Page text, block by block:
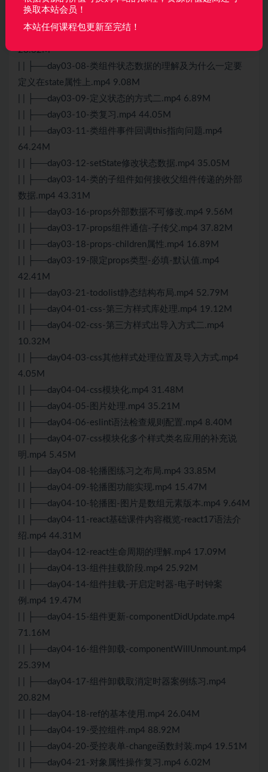
| | ├──day03-07-类组件状态数据的定义及读取.mp4
28.32M
| | ├──day03-08-类组件状态数据的理解及为什么一定要
定义在state属性上.mp4 9.08M
| | ├──day03-09-定义状态的方式二.mp4 6.89M
| | ├──day03-10-类复习.mp4 44.05M
| | ├──day03-11-类组件事件回调this指向问题.mp4
64.24M
| | ├──day03-12-setState修改状态数据.mp4 35.05M
| | ├──day03-14-类的子组件如何接收父组件传递的外部
数据.mp4 43.31M
| | ├──day03-16-props外部数据不可修改.mp4 9.56M
| | ├──day03-17-props组件通信-子传父.mp4 37.82M
| | ├──day03-18-props-children属性.mp4 16.89M
| | ├──day03-19-限定props类型-必填-默认值.mp4
42.41M
| | ├──day03-21-todolist静态结构布局.mp4 52.79M
| | ├──day04-01-css-第三方样式库处理.mp4 19.12M
| | ├──day04-02-css-第三方样式出导入方式二.mp4
10.32M
| | ├──day04-03-css其他样式处理位置及导入方式.mp4
4.05M
| | ├──day04-04-css模块化.mp4 31.48M
| | ├──day04-05-图片处理.mp4 35.21M
| | ├──day04-06-eslint语法检查规则配置.mp4 8.40M
| | ├──day04-07-css模块化多个样式类名应用的补充说
明.mp4 5.45M
| | ├──day04-08-轮播图练习之布局.mp4 33.85M
| | ├──day04-09-轮播图功能实现.mp4 15.47M
| | ├──day04-10-轮播图-图片是数组元素版本.mp4 9.64M
| | ├──day04-11-react基础课件内容概览-react17语法介
绍.mp4 44.31M
| | ├──day04-12-react生命周期的理解.mp4 17.09M
| | ├──day04-13-组件挂载阶段.mp4 25.92M
| | ├──day04-14-组件挂载-开启定时器-电子时钟案
例.mp4 19.47M
| | ├──day04-15-组件更新-componentDidUpdate.mp4
71.16M
| | ├──day04-16-组件卸载-componentWillUnmount.mp4
25.39M
| | ├──day04-17-组件卸载取消定时器案例练习.mp4
20.82M
| | ├──day04-18-ref的基本使用.mp4 26.04M
| | ├──day04-19-受控组件.mp4 88.92M
| | ├──day04-20-受控表单-change函数封装.mp4 19.51M
| | ├──day04-21-对象属性操作复习.mp4 6.02M
换取本站会员！
本站任何课程包更新至完结！